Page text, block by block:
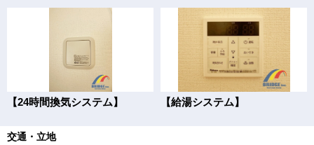
【24時間換気システム】 【給湯システム】
交通・立地